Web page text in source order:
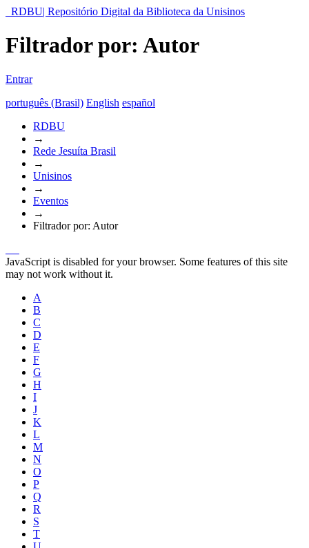
RDBU| Repositório Digital da Biblioteca da Unisinos
Filtrador por: Autor
Entrar
português (Brasil) English español
RDBU
→
Rede Jesuíta Brasil
→
Unisinos
→
Eventos
→
Filtrador por: Autor
JavaScript is disabled for your browser. Some features of this site
may not work without it.
A
B
C
D
E
F
G
H
I
J
K
L
M
N
O
P
Q
R
S
T